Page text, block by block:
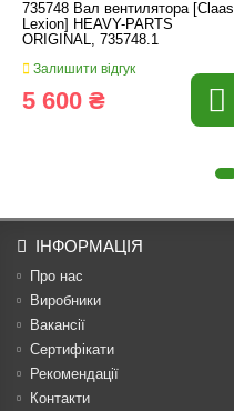
735748 Вал вентилятора [Claas
Lexion] HEAVY-PARTS
ORIGINAL, 735748.1
Залишити відгук
5 600 ₴
ІНФОРМАЦІЯ
Про нас
Виробники
Вакансії
Сертифікати
Рекомендації
Контакти